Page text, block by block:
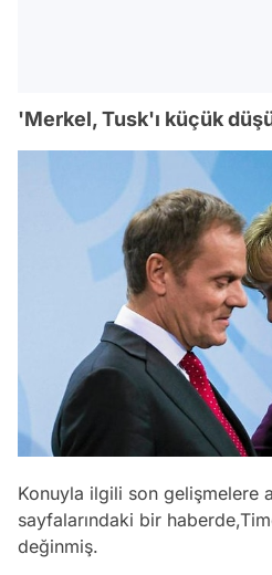
'Merkel, Tusk'ı küçük
Konuyla ilgili son gelişmelere
sayfalarındaki bir
değinmiş.